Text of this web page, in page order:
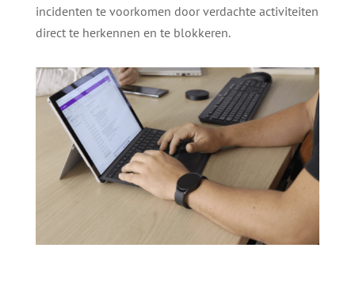
incidenten te voorkomen door verdachte activiteiten
direct te herkennen en te blokkeren.